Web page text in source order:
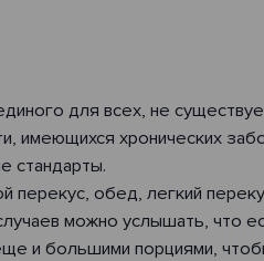
для всех, не
имеющихся хронических
стандарты.
обед, легкий
можно услышать, что
и большими порциями,